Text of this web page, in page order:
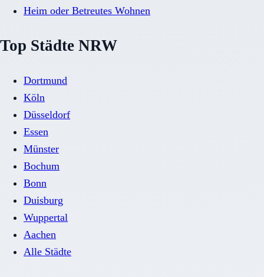
Heim oder Betreutes Wohnen
Top Städte NRW
Dortmund
Köln
Düsseldorf
Essen
Münster
Bochum
Bonn
Duisburg
Wuppertal
Aachen
Alle Städte